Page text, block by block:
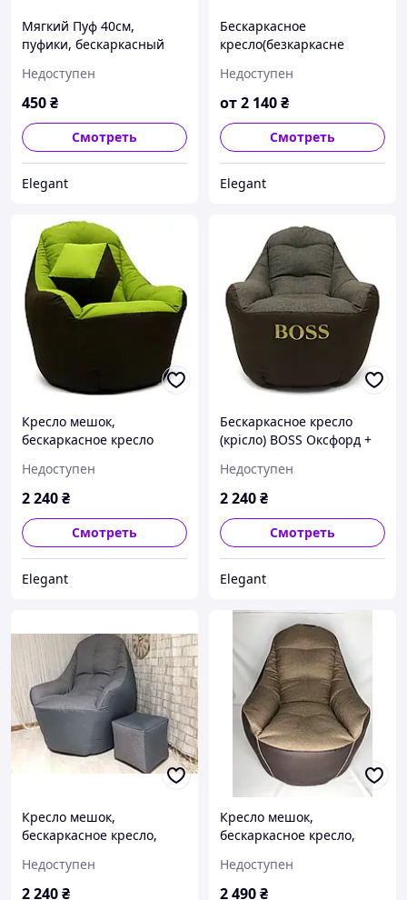
Мягкий Пуф 40см,
пуфики, бескаркасный
мягкий пуфик Оксфорд
.Разноцветный
Недоступен
450₴
Смотреть
Elegant
Бескаркасное
кресло(безкаркасне
дома в офис ,Стул
мешок,диван мешок
Недоступен
от2 140₴
Смотреть
Elegant
Кресло мешок,
бескаркасное кресло
скидка
Недоступен
2 240₴
Смотреть
Elegant
Бескаркасное кресло
(крісло) BOSS Оксфорд +
мебель в офис, дом
Недоступен
2 240₴
Смотреть
Elegant
Кресло мешок,
бескаркасное кресло,
ХХЛ, Производство
Недоступен
2 240₴
Кресло мешок,
бескаркасное кресло,
ХЛ, Производство
Недоступен
2 490₴